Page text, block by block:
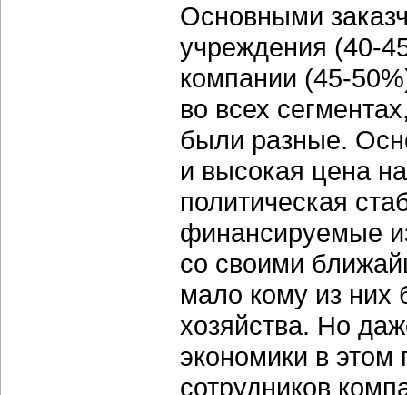
Основными
учреждения (40-
компании (45-
во всех
были разные.
и высокая цена
политическая
финансируемые
со своими
мало кому из них
хозяйства. Но
экономики в этом
сотрудников